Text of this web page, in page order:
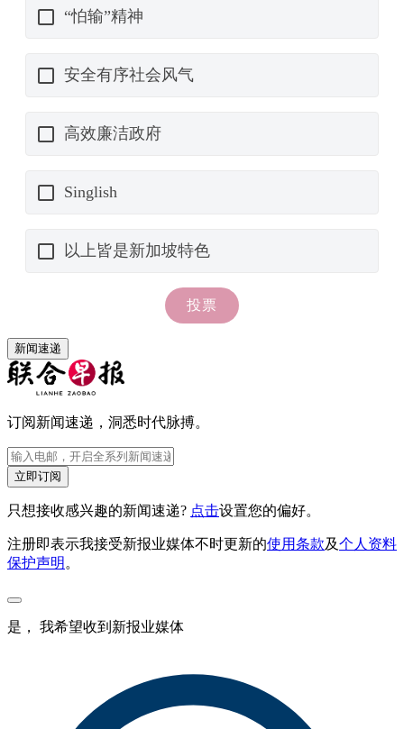
新闻速递
订阅新闻速递，洞悉时代脉搏。
立即订阅
只想接收感兴趣的新闻速递? 点击设置您的偏好。
注册即表示我接受新报业媒体不时更新的使用条款及个人资料
保护声明 。
是， 我希望收到新报业媒体